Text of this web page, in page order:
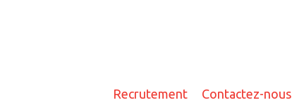
Recrutement Contactez-nous